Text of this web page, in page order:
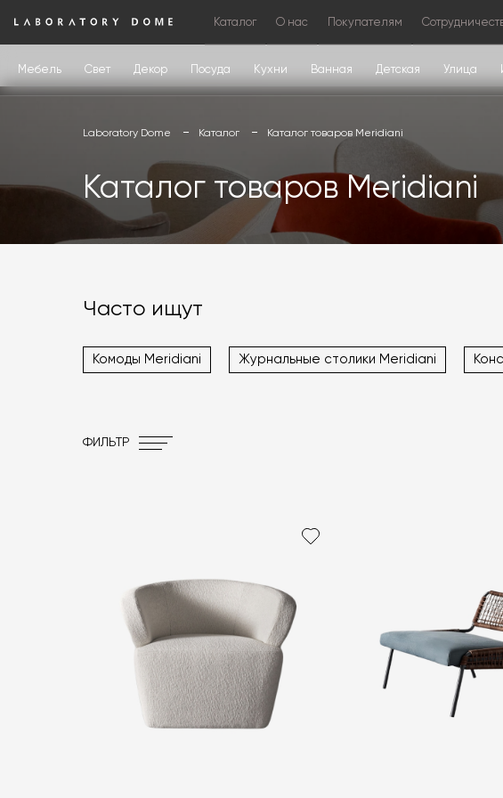
Каталог О нас Покупателям
Мебель Свет Декор Посуда Кухни Ванная Детская Улица
Laboratory Dome Каталог Каталог товаров Meridiani
Каталог товаров Meridiani
Часто ищут
Комоды Meridiani Журнальные столики Meridiani
ФИЛЬТР